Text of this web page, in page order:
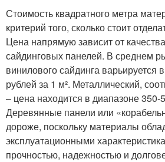
Стоимость квадратного метра
критерий того, сколько стоит
Цена напрямую зависит от
сайдинговых панелей. В среднем
винилового сайдинга варьируется
рублей за 1 м². Металлический,
– цена находится в диапазоне 350-
Деревянные панели или
дороже, поскольку материалы
эксплуатационными
прочностью, надежностью и